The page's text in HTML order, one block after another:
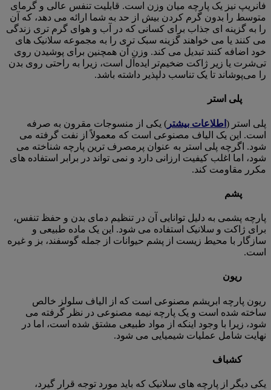
فانریپ نیز یک پارچه میان وزن است. قابلیت تنفس عالی و گرمای
متوسط را بدون گرم کردن بیش از حد به شما ارائه می دهد، که آن
را به گزینه ای جذاب برای کسانی که در آب و هوای گرم تری زندگی
می کنند یا می خواهند گزینه سبک تری را به مجموعه سلانیک های
خود اضافه کنند تبدیل می کند. وزن آن همچنین برای پوشیدن روی
تی‌شرت یا زیر ژاکت ضخیم‌تر ایده‌آل است، زیرا به راحتی روی بدن
را می‌پوشاند تا یک تناسب دلپذیر داشته باشد.
پلی استر
پلی استر ( اطلاعات بیشتر ) یکی از منسوجات مقرون به صرفه
است. این یک الیاف مصنوعی است که معمولاً از نفت گرفته می
شود. اگرچه پلی استر به عنوان پرمصرف ترین پارچه شناخته می
شود، اما اغلب کیفیت ارزانی دارد و نمی تواند در برابر استفاده های
مکرر مقاومت کند.
پشم
پارچه پشمی به دلیل توانایی آن در تنظیم دمای بدن و حفظ تنفس،
برای ژاکت و سلانیک استفاده می شود. این یک ماده طبیعی و
سازگار با محیط زیست از پشم حیوانات از جمله گوسفند، بز و غیره
است.
ریون
ریون پارچه ابریشم مصنوعی است که از الیاف سلولز خالص
ساخته شده است و یک پارچه نیمه مصنوعی در نظر گرفته می
شود، زیرا با وجود اینکه از مواد طبیعی مشتق شده است، اما در
نهایت شامل عملیات شیمیایی می شود.
کشباف
یکی دیگر از پارچه های سلانیک که باید مورد توجه قرار گیرد،